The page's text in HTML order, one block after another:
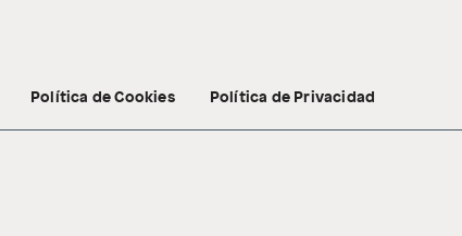
Política de Cookies Política de Privacidad